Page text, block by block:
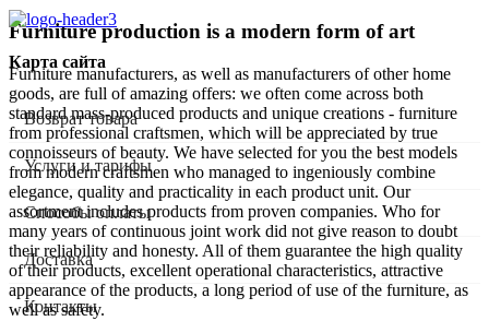
Furniture production is a modern form of art
Furniture manufacturers, as well as manufacturers of other home
goods, are full of amazing offers: we often come across both
standard mass-produced products and unique creations - furniture
from professional craftsmen, which will be appreciated by true
connoisseurs of beauty. We have selected for you the best models
from modern craftsmen who managed to ingeniously combine
elegance, quality and practicality in each product unit. Our
assortment includes products from proven companies. Who for
many years of continuous joint work did not give reason to doubt
their reliability and honesty. All of them guarantee the high quality
of their products, excellent operational characteristics, attractive
appearance of the products, a long period of use of the furniture, as
well as safety.
Карта сайта
Возврат товара
Услуги и тарифы
Способы оплаты
Доставка
Контакты